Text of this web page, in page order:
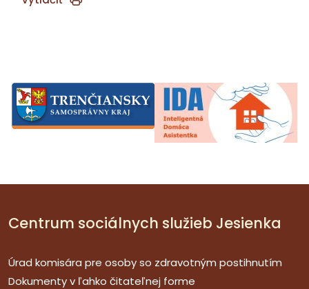
Centrum sociálnych služieb Jesienka
Úrad komisára pre osoby so zdravotným postihnutím
Dokumenty v ľahko čitateľnej forme